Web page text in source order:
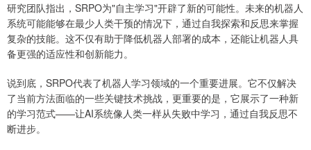
研究团队指出，SRPO为"自主学习"开辟了新的可能性。未来的机器人
系统可能能够在最少人类干预的情况下，通过自我探索和反思来掌握
复杂的技能。这不仅有助于降低机器人部署的成本，还能让机器人具
备更强的适应性和创新能力。
说到底，SRPO代表了机器人学习领域的一个重要进展。它不仅解决
了当前方法面临的一些关键技术挑战，更重要的是，它展示了一种新
的学习范式——让AI系统像人类一样从失败中学习，通过自我反思不
断进步。